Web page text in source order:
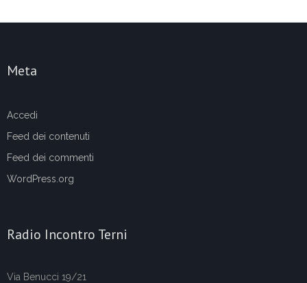
Meta
Accedi
Feed dei contenuti
Feed dei commenti
WordPress.org
Radio Incontro Terni
Via Benucci 19/21